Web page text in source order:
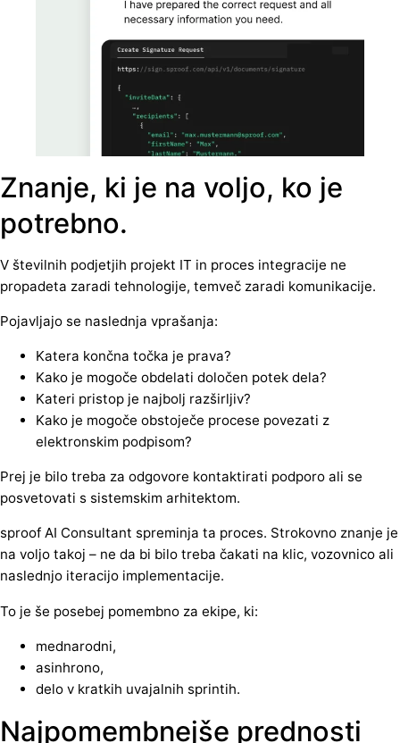
Znanje, ki je na voljo, ko je
potrebno.
V številnih podjetjih projekt IT in proces integracije ne
propadeta zaradi tehnologije, temveč zaradi komunikacije.
Pojavljajo se naslednja vprašanja:
Katera končna točka je prava?
Kako je mogoče obdelati določen potek dela?
Kateri pristop je najbolj razširljiv?
Kako je mogoče obstoječe procese povezati z
elektronskim podpisom?
Prej je bilo treba za odgovore kontaktirati podporo ali se
posvetovati s sistemskim arhitektom.
sproof AI Consultant spreminja ta proces. Strokovno znanje je
na voljo takoj – ne da bi bilo treba čakati na klic, vozovnico ali
naslednjo iteracijo implementacije.
To je še posebej pomembno za ekipe, ki:
mednarodni,
asinhrono,
delo v kratkih uvajalnih sprintih.
Najpomembnejše prednosti